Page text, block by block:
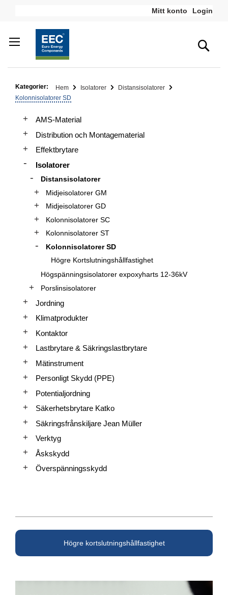
Mitt konto Login
Kategorier: Hem Isolatorer
Distansisolatorer
Kolonnisolatorer SD
Högre kortslutningshållfastighet
AMS-Material
Distribution och Montagematerial
Effektbrytare
Isolatorer
Distansisolatorer
Midjeisolatorer GM
Midjeisolatorer GD
Kolonnisolatorer SC
Kolonnisolatorer ST
Kolonnisolatorer SD
Högre Kortslutningshållfastighet
Högspänningsisolatorer expoxyharts 12-36kV
Porslinsisolatorer
Jordning
Klimatprodukter
Kontaktor
Lastbrytare & Säkringslastbrytare
Mätinstrument
Personligt Skydd (PPE)
Potentialjordning
Säkerhetsbrytare Katko
Säkringsfrånskiljare Jean Müller
Verktyg
Åskskydd
Överspänningsskydd